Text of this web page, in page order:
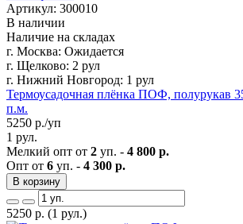
Артикул: 300010
В наличии
Наличие на складах
г. Москва: Ожидается
г. Щелково: 2 рул
г. Нижний Новгород: 1 рул
Термоусадочная плёнка ПОФ, полурукав
п.м.
5250 р./уп
1 рул.
Мелкий опт от 2 уп. - 4 800 р.
Опт от 6 уп. - 4 300 р.
В корзину
5250 р. (1 рул.)